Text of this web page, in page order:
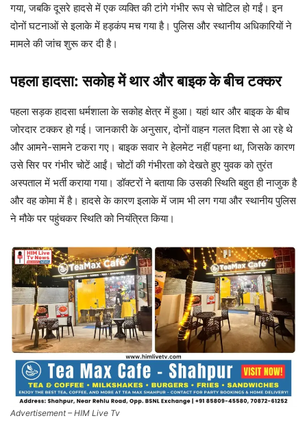
गया, जबकि दूसरे हादसे में एक व्यक्ति की टांगे गंभीर रूप से चोटिल हो गईं। इन
दोनों घटनाओं से इलाके में हड़कंप मच गया है। पुलिस और स्थानीय अधिकारियों ने
मामले की जांच शुरू कर दी है।
पहला हादसा: सकोह में थार और बाइक के बीच टक्कर
पहला सड़क हादसा धर्मशाला के सकोह क्षेत्र में हुआ। यहां थार और बाइक के बीच
जोरदार टक्कर हो गई। जानकारी के अनुसार, दोनों वाहन गलत दिशा से आ रहे थे
और आमने-सामने टकरा गए। बाइक सवार ने हेलमेट नहीं पहना था, जिसके कारण
उसे सिर पर गंभीर चोटें आईं। चोटों की गंभीरता को देखते हुए युवक को तुरंत
अस्पताल में भर्ती कराया गया। डॉक्टरों ने बताया कि उसकी स्थिति बहुत ही नाजुक है
और वह कोमा में है। हादसे के कारण इलाके में जाम भी लग गया और स्थानीय पुलिस
ने मौके पर पहुंचकर स्थिति को नियंत्रित किया।
Advertisement – HIM Live Tv